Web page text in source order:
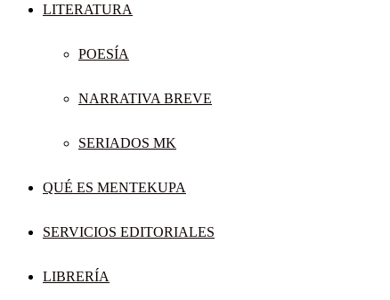
LITERATURA
POESÍA
NARRATIVA BREVE
SERIADOS MK
QUÉ ES MENTEKUPA
SERVICIOS EDITORIALES
LIBRERÍA